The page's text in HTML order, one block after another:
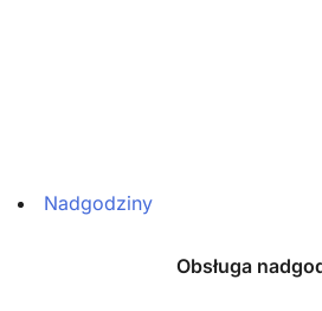
Nadgodziny
Obsługa